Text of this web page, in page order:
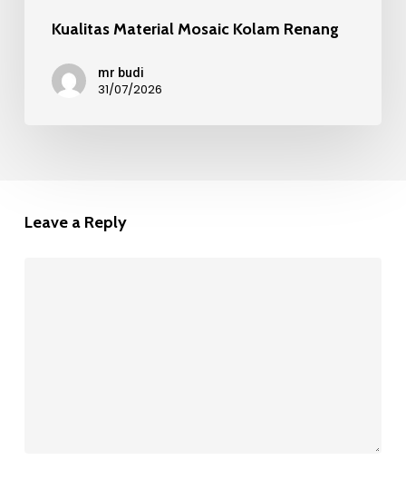
Kualitas Material Mosaic Kolam Renang
mr budi
31/07/2026
Leave a Reply